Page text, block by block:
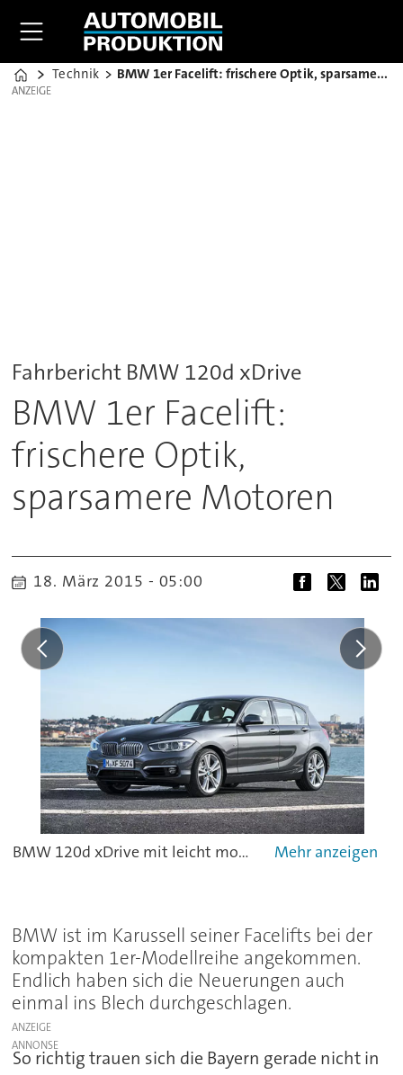
Home
Technik BMW 1er Facelift: frischere Optik, sparsamere Motoren
ANZEIGE
ANZEIGE
Fahrbericht BMW 120d xDrive
BMW 1er Facelift:
frischere Optik,
sparsamere Motoren
18. März 2015 - 05:00
BMW 120d xDrive mit leicht modifizierter BMW-Niere und vergrößerten Lufteinlässen.
BMW ist im Karussell seiner Facelifts bei der
kompakten 1er-Modellreihe angekommen.
Endlich haben sich die Neuerungen auch
einmal ins Blech durchgeschlagen.
ANZEIGE
So richtig trauen sich die Bayern gerade nicht in